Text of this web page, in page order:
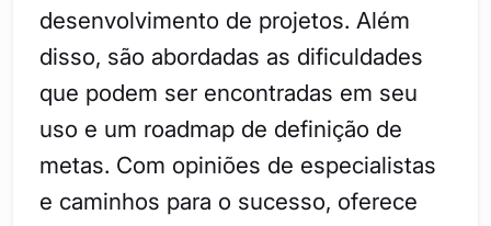
desenvolvimento de projetos. Além
disso, são abordadas as dificuldades
que podem ser encontradas em seu
uso e um roadmap de definição de
metas. Com opiniões de especialistas
e caminhos para o sucesso, oferece